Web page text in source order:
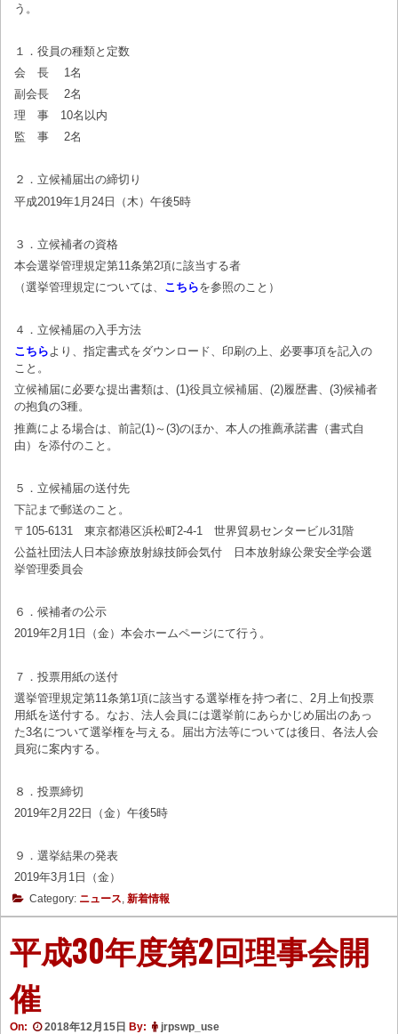
う。
１．役員の種類と定数
会 長 1名
副会長 2名
理 事 10名以内
監 事 2名
２．立候補届出の締切り
平成2019年1月24日（木）午後5時
３．立候補者の資格
本会選挙管理規定第11条第2項に該当する者
（選挙管理規定については、 こちらを参照のこと）
４．立候補届の入手方法
こちらより、指定書式をダウンロード、印刷の上、必要事項を記入の
こと。
立候補届に必要な提出書類は、(1)役員立候補届、(2)履歴書、(3)候補者
の抱負の3種。
推薦による場合は、前記(1)～(3)のほか、本人の推薦承諾書（書式自
由）を添付のこと。
５．立候補届の送付先
下記まで郵送のこと。
〒105-6131 東京都港区浜松町2-4-1 世界貿易センタービル31階
公益社団法人日本診療放射線技師会気付 日本放射線公衆安全学会選
挙管理委員会
６．候補者の公示
2019年2月1日（金）本会ホームページにて行う。
７．投票用紙の送付
選挙管理規定第11条第1項に該当する選挙権を持つ者に、2月上旬投票
用紙を送付する。なお、法人会員には選挙前にあらかじめ届出のあっ
た3名について選挙権を与える。届出方法等については後日、各法人会
員宛に案内する。
８．投票締切
2019年2月22日（金）午後5時
９．選挙結果の発表
2019年3月1日（金）
Category: ニュース 新着情報
平成30年度第2回理事会開
催
On: 2018年12月15日 By: jrpswp_use